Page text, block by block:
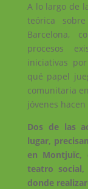
A lo largo de
teórica
Barcelona,
procesos
iniciativas
qué papel
comunitaria
jóvenes
Dos de las
lugar,
en Montjuïc,
teatro
donde